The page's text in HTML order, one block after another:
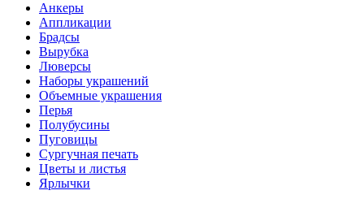
Анкеры
Аппликации
Брадсы
Вырубка
Люверсы
Наборы украшений
Объемные украшения
Перья
Полубусины
Пуговицы
Сургучная печать
Цветы и листья
Ярлычки